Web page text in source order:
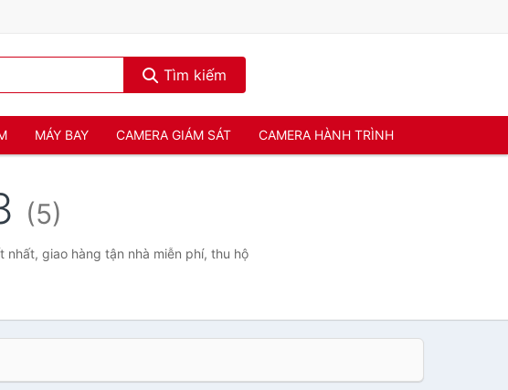
Tìm kiếm
MÁY BAY CAMERA GIÁM SÁT CAMERA HÀNH TRÌNH
(5)
giao hàng tận nhà miễn phí, thu hộ